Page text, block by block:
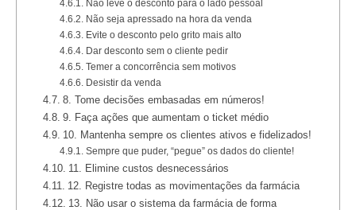
Não leve o desconto para o lado pessoal
Não seja apressado na hora da venda
Evite o desconto pelo grito mais alto
Dar desconto sem o cliente pedir
Temer a concorrência sem motivos
Desistir da venda
8. Tome decisões embasadas em números!
9. Faça ações que aumentam o ticket médio
10. Mantenha sempre os clientes ativos e fidelizados!
Sempre que puder, “pegue” os dados do cliente!
11. Elimine custos desnecessários
12. Registre todas as movimentações da farmácia
13. Não usar o sistema da farmácia de forma